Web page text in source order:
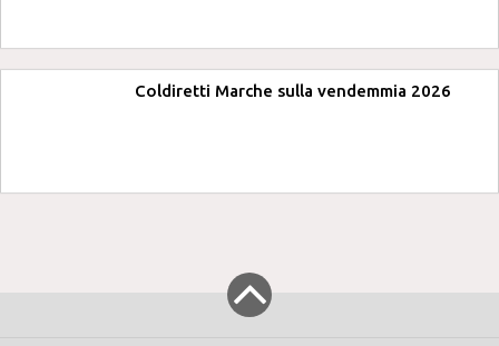
Coldiretti Marche sulla vendemmia 2026